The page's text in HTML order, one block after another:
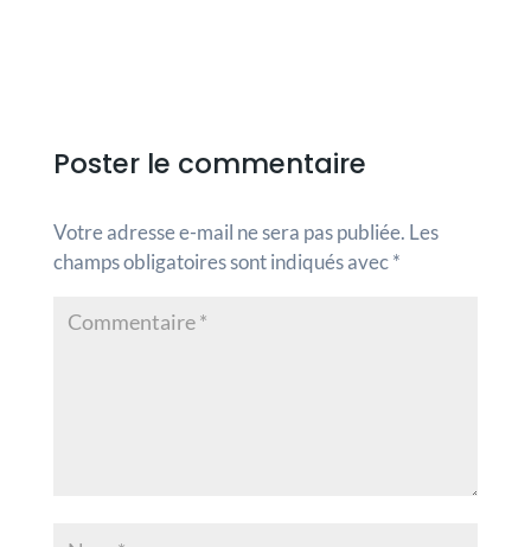
Poster le commentaire
Votre adresse e-mail ne sera pas publiée. Les
champs obligatoires sont indiqués avec*